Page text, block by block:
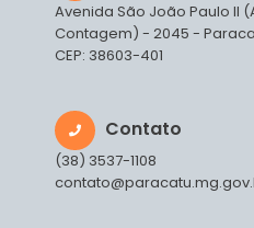
Avenida São João Paulo II
Contagem) - 2045 -
CEP: 38603-401
Contato
(38) 3537-1108